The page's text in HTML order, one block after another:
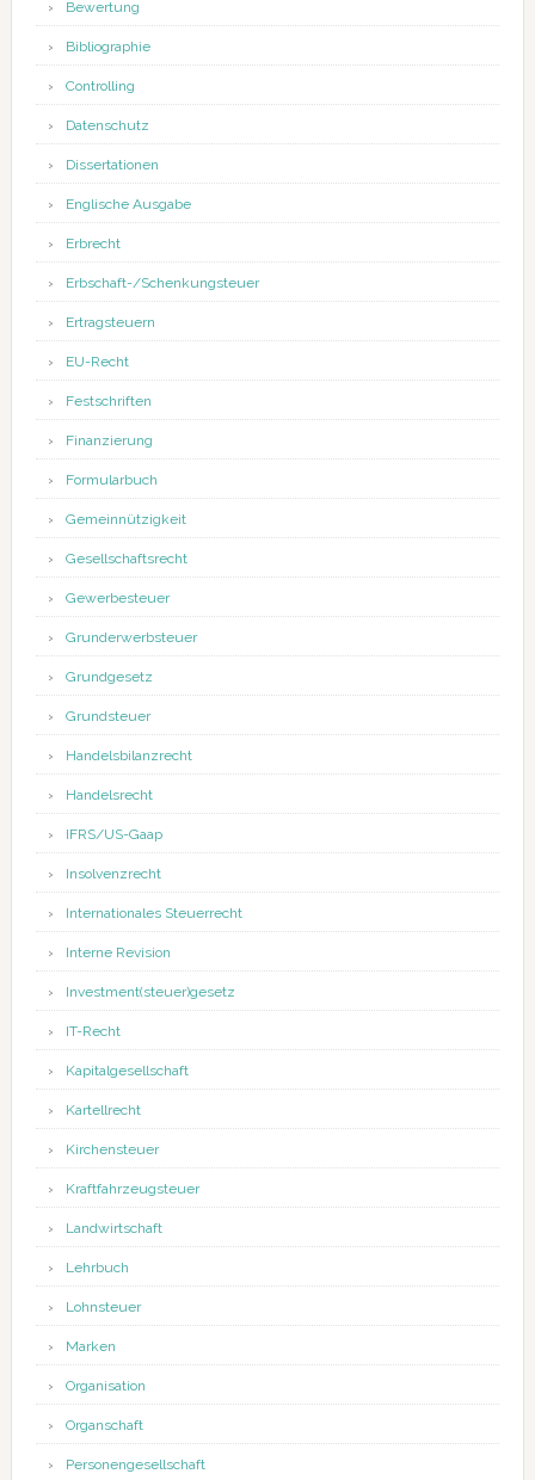
Bewertung
Bibliographie
Controlling
Datenschutz
Dissertationen
Englische Ausgabe
Erbrecht
Erbschaft-/Schenkungsteuer
Ertragsteuern
EU-Recht
Festschriften
Finanzierung
Formularbuch
Gemeinnützigkeit
Gesellschaftsrecht
Gewerbesteuer
Grunderwerbsteuer
Grundgesetz
Grundsteuer
Handelsbilanzrecht
Handelsrecht
IFRS/US-Gaap
Insolvenzrecht
Internationales Steuerrecht
Interne Revision
Investment(steuer)gesetz
IT-Recht
Kapitalgesellschaft
Kartellrecht
Kirchensteuer
Kraftfahrzeugsteuer
Landwirtschaft
Lehrbuch
Lohnsteuer
Marken
Organisation
Organschaft
Personengesellschaft